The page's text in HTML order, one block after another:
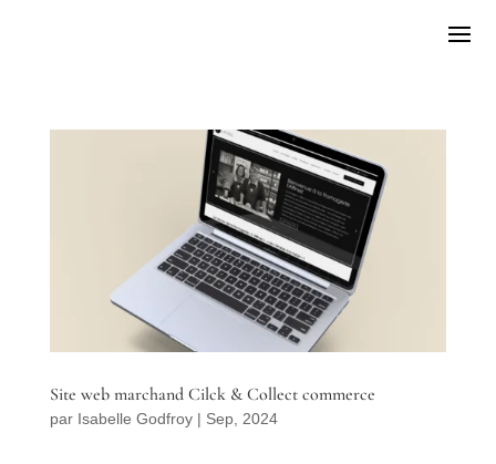
Site web marchand Cilck & Collect commerce
par Isabelle Godfroy| Sep, 2024